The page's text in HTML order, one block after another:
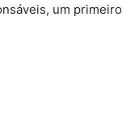
um primeiro